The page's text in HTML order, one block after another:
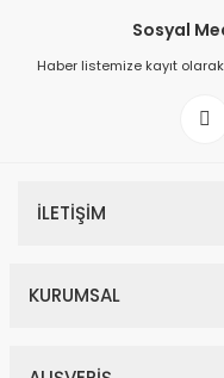
Sosyal
Haber listemize kayıt
İLETİŞİM
KURUMSAL